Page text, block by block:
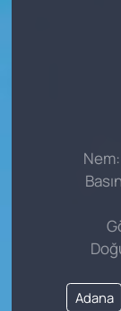
Adana